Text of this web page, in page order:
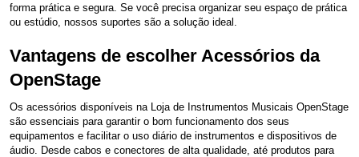
forma prática e segura. Se você precisa organizar seu espaço de prática
ou estúdio, nossos suportes são a solução ideal.
Vantagens de escolher Acessórios da
OpenStage
Os acessórios disponíveis na Loja de Instrumentos Musicais OpenStage
são essenciais para garantir o bom funcionamento dos seus
equipamentos e facilitar o uso diário de instrumentos e dispositivos de
áudio. Desde cabos e conectores de alta qualidade, até produtos para